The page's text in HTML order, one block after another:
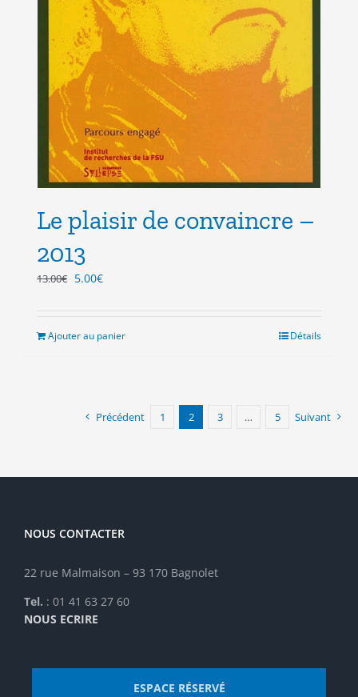
Le plaisir de convaincre –
2013
13.00€ Le
5.00€Le
est :
Ajouter au panier Détails
Précédent 1 2 3 … 5 Suivant
NOUS CONTACTER
22 rue Malmaison – 93 170 Bagnolet
Tel. : 01 41 63 27 60
NOUS ECRIRE
ESPACE RÉSERVÉ